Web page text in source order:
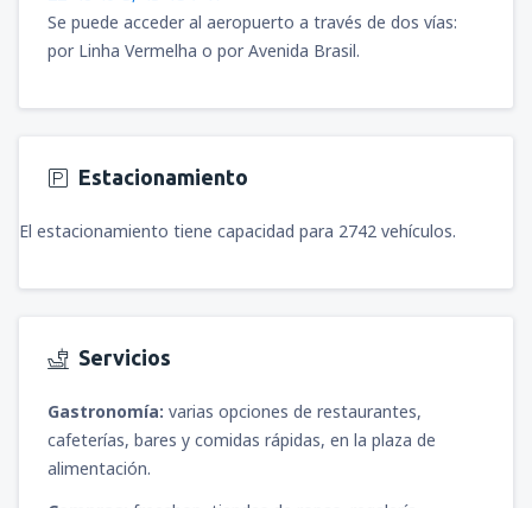
Se puede acceder al aeropuerto a través de dos vías:
por Linha Vermelha o por Avenida Brasil.
Estacionamiento
El estacionamiento tiene capacidad para 2742 vehículos.
Servicios
Gastronomía: varias opciones de restaurantes,
cafeterías, bares y comidas rápidas, en la plaza de
alimentación.